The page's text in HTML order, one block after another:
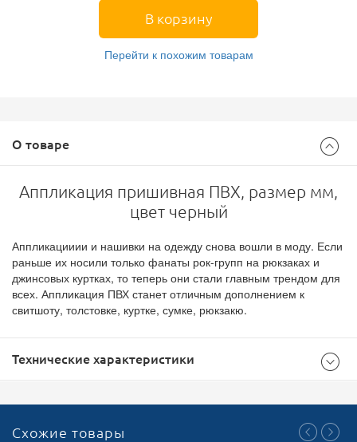
В корзину
Перейти к похожим товарам
О товаре
Аппликация пришивная ПВХ, размер мм,
цвет черный
Аппликацииии и нашивки на одежду снова вошли в моду. Если
раньше их носили только фанаты рок-групп на рюкзаках и
джинсовых куртках, то теперь они стали главным трендом для
всех. Аппликация ПВХ станет отличным дополнением к
свитшоту, толстовке, куртке, сумке, рюкзакю.
Технические характеристики
Схожие товары